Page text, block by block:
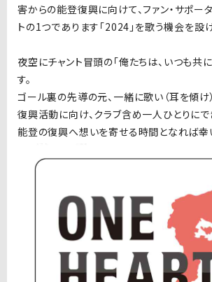
害からの能登復興に向けて、ファン・サポー
トの1つであります「2024」を歌う機会を設
夜空にチャント冒頭の「俺たちは、いつも共
す。
ゴール裏の先導の元、一緒に歌い（耳を傾け
復興活動に向け、クラブ含め一人ひとりにで
能登の復興へ想いを寄せる時間となれば幸